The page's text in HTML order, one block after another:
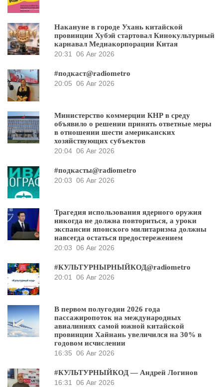
Накануне в городе Ухань китайской
провинции Хубэй стартовал Кинокультурный
карнавал Медиакорпорации Китая
20:31
06 Авг 2026
#подкаст@radiometro
20:05 06 Авг 2026
Министерство коммерции КНР в среду
объявило о решении принять ответные меры
в отношении шести американских
хозяйствующих субъектов
20:04 06 Авг 2026
#подкасты@radiometro
20:03 06 Авг 2026
Трагедия использования ядерного оружия
никогда не должна повториться, а уроки
экспансии японского милитаризма должны
навсегда остаться предостережением
20:03 06 Авг 2026
#КУЛЬТУРНЫРНЫЙКОД@radiometro
20:01
06 Авг 2026
В первом полугодии 2026 года
пассажиропоток на международных
авиалиниях самой южной китайской
провинции Хайнань увеличился на 30% в
годовом исчислении
16:35 06 Авг 2026
#КУЛЬТУРНЫЙКОД — Андрей Логинов
16:31
06 Авг 2026